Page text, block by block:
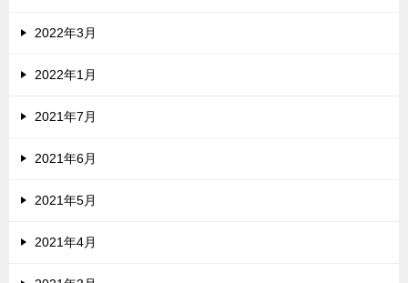
2022年3月
2022年1月
2021年7月
2021年6月
2021年5月
2021年4月